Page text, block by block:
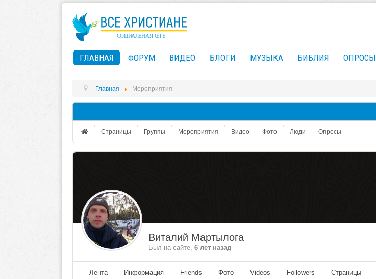
ГЛАВНАЯ ФОРУМ ВИДЕО БЛОГИ МУЗЫКА БИБЛИЯ ОПРОСЫ
Главная Мероприятия
Страницы Группы Мероприятия Видео Фото Люди Опросы
Виталий Мартылога
Был на сайте, 6 лет назад
Лента Информация Friends Фото Videos Followers Страницы